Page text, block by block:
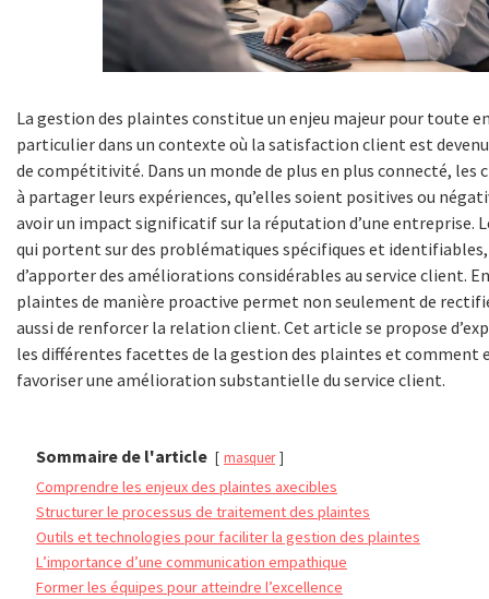
La gestion des plaintes constitue un enjeu majeur pour toute
particulier dans un contexte où la satisfaction client est
de compétitivité. Dans un monde de plus en plus connecté, les
à partager leurs expériences, qu’elles soient positives ou
avoir un impact significatif sur la réputation d’une entreprise.
qui portent sur des problématiques spécifiques et
d’apporter des améliorations considérables au service client.
plaintes de manière proactive permet non seulement de
aussi de renforcer la relation client. Cet article se propose
les différentes facettes de la gestion des plaintes et comment
favoriser une amélioration substantielle du service client.
Sommaire de l'article masquer
Comprendre les enjeux des plaintes axecibles
Structurer le processus de traitement des plaintes
Outils et technologies pour faciliter la gestion des plaintes
L’importance d’une communication empathique
Former les équipes pour atteindre l’excellence